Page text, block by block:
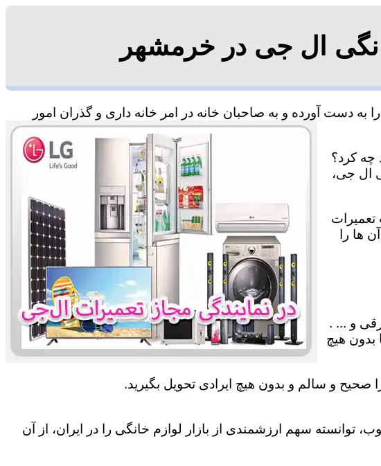
ال جی در خرمشهر
دست آورده و به صاحبان خانه در امر خانه داری و گذران امور
چه کرد؟
ال جی،
ها را
و ... .
هیچ
صحیح و سالم و بدون هیچ ایرادی تحویل بگیرید.
سهم ارزشمندی از بازار لوازم خانگی را در ایران، از آن